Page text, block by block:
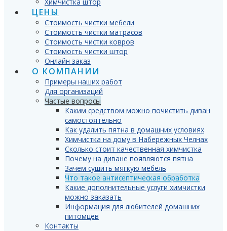
ЦЕНЫ
Стоимость чистки мебели
Стоимость чистки матрасов
Стоимость чистки ковров
Стоимость чистки штор
Онлайн заказ
О КОМПАНИИ
Примеры наших работ
Для организаций
Частые вопросы
Каким средством можно почистить диван
самостоятельно
Как удалить пятна в домашних условиях
Химчистка на дому в Набережных Челнах
Сколько стоит качественная химчистка
Почему на диване появляются пятна
Зачем сушить мягкую мебель
Что такое антисептическая обработка
Какие дополнительные услуги химчистки
можно заказать
Информация для любителей домашних
питомцев
Контакты